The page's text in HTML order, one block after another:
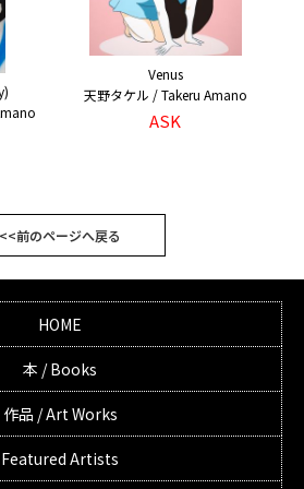
Venus
天野タケル / Takeru Amano
ASK
<<前のページへ戻る
HOME
本 / Books
作品 / Art Works
Featured Artists